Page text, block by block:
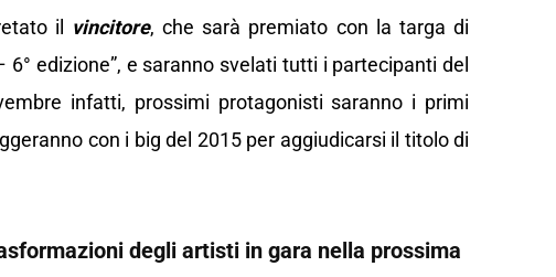
il vincitore, che sarà premiato con la targa di
6° edizione”, e saranno svelati tutti i partecipanti del
infatti, prossimi protagonisti saranno i primi
con i big del 2015 per aggiudicarsi il titolo di
degli artisti in gara nella prossima